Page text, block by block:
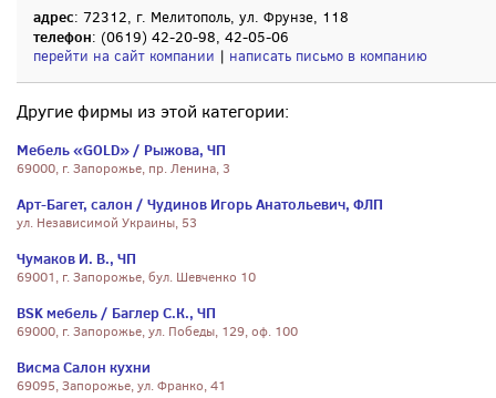
адрес: 72312, г. Мелитополь, ул. Фрунзе, 118
телефон: (0619) 42-20-98, 42-05-06
перейти на сайт компании | написать письмо в компанию
Другие фирмы из этой категории:
Мебель «GOLD» / Рыжова, ЧП
69000, г. Запорожье, пр. Ленина, 3
Арт-Багет, салон / Чудинов Игорь Анатольевич, ФЛП
ул. Независимой Украины, 53
Чумаков И. В., ЧП
69001, г. Запорожье, бул. Шевченко 10
BSK мебель / Баглер С.К., ЧП
69000, г. Запорожье, ул. Победы, 129, оф. 100
Висма Салон кухни
69095, Запорожье, ул. Франко, 41